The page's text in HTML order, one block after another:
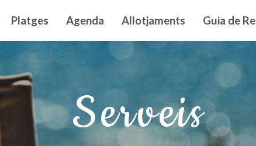
principal
Platges Agenda Allotjaments Guia de
Serveis